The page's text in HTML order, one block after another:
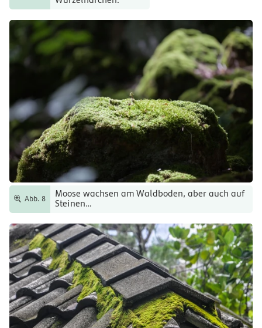
Abb. 8
Moose wachsen am Waldboden, aber auch auf
Steinen…